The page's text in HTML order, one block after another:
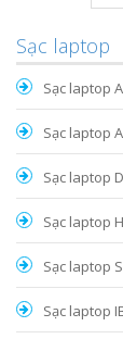
Sạc laptop
Sạc laptop
Sạc laptop
Sạc laptop
Sạc laptop
Sạc laptop
Sạc laptop